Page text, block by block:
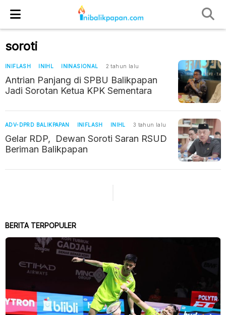
soroti
INIFLASH INIHL ININASIONAL 2 tahun lalu
Antrian Panjang di SPBU Balikpapan
Jadi Sorotan Ketua KPK Sementara
ADV-DPRD BALIKPAPAN INIFLASH INIHL 3 tahun lalu
Gelar RDP, Dewan Soroti Saran RSUD
Beriman Balikpapan
BERITA TERPOPULER